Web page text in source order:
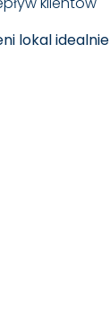
lokal idealnie